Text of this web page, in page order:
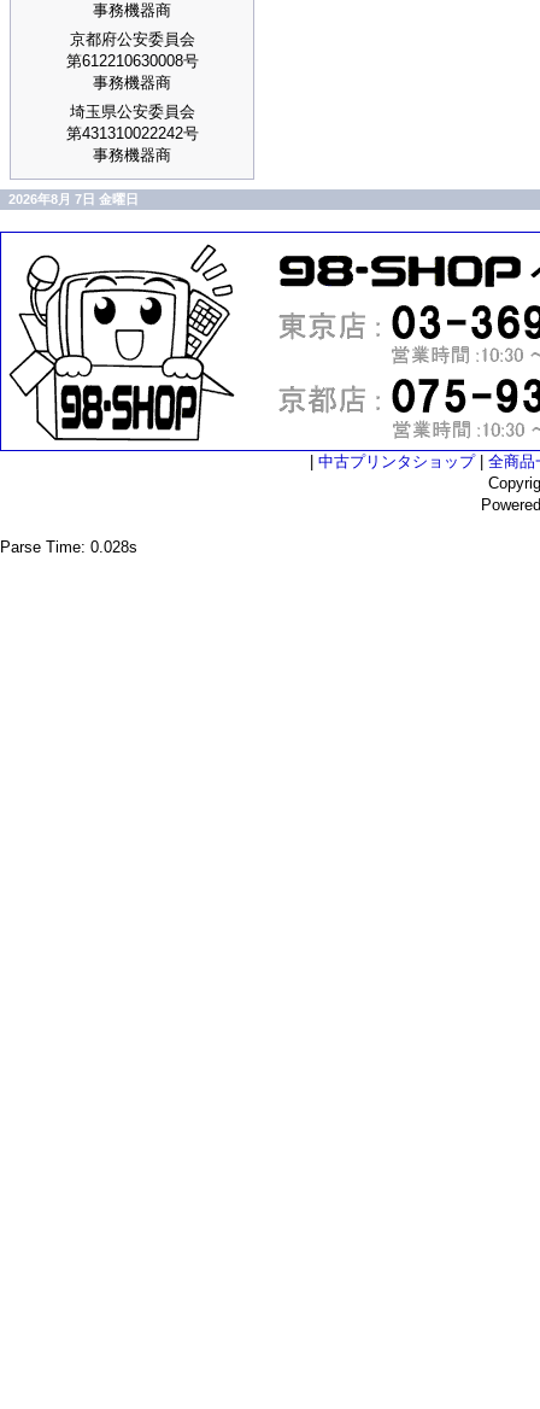
事務機器商
京都府公安委員会
第612210630008号
事務機器商
埼玉県公安委員会
第431310022242号
事務機器商
2026年8月 7日 金曜日
中古プリンタショップ| 全商品
Parse Time: 0.028s